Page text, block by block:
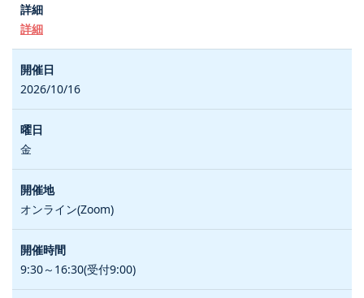
詳細
2026/10/16
金
オンライン(Zoom)
9:30～16:30(受付9:00)